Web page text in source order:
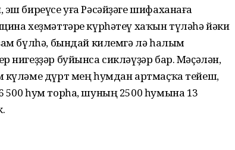
биреүсе уға Рәсәйҙәге шифаханаға
хеҙмәттәре күрһәтеү хаҡын түләһә йәки
бүлһә, бындай килемгә лә һалым
буйынса сикләүҙәр бар. Мәҫәлән,
дүрт мең һумдан артмаҫҡа тейеш,
һум торһа, шуның 2500 һумына 13